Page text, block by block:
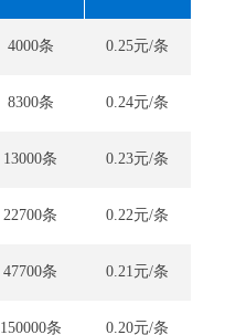
4000条 0.25元/条
8300条 0.24元/条
13000条 0.23元/条
22700条 0.22元/条
47700条 0.21元/条
150000条 0.20元/条